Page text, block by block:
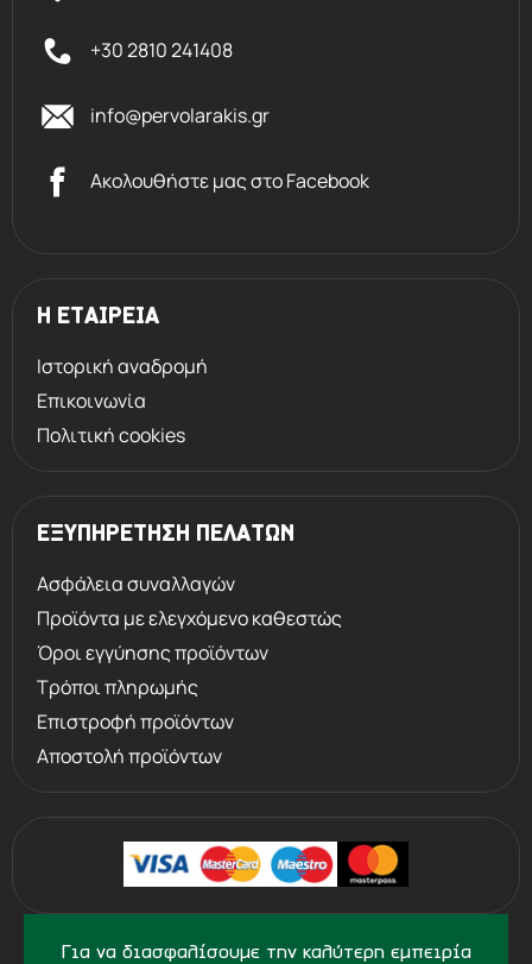
Για να διασφαλίσουμε την καλύτερη εμπειρία
+30 2810 241408
info@pervolarakis.gr
Ακολουθήστε μας στο Facebook
Η ΕΤΑΙΡΕΙΑ
Ιστορική αναδρομή
Επικοινωνία
Πολιτική cookies
ΕΞΥΠΗΡΕΤΗΣΗ ΠΕΛΑΤΩΝ
Ασφάλεια συναλλαγών
Προϊόντα με ελεγχόμενο καθεστώς
Όροι εγγύησης προϊόντων
Τρόποι πληρωμής
Επιστροφή προϊόντων
Αποστολή προϊόντων
© 2013 - 2026 PERVOLARAKIS.GR